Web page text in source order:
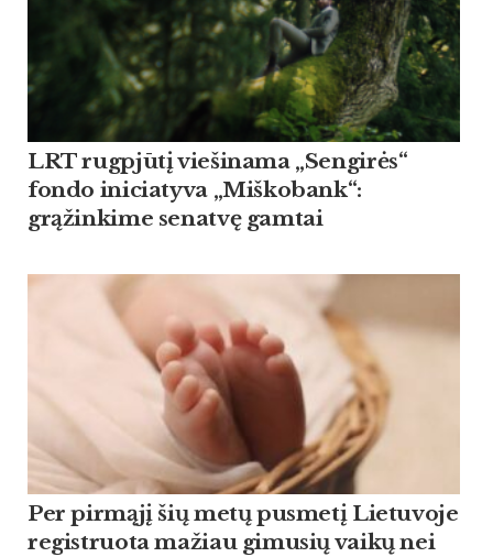
LRT rugpjūtį viešinama „Sengirės“
fondo iniciatyva „Miškobank“:
grąžinkime senatvę gamtai
Per pirmąjį šių metų pusmetį Lietuvoje
registruota mažiau gimusių vaikų nei